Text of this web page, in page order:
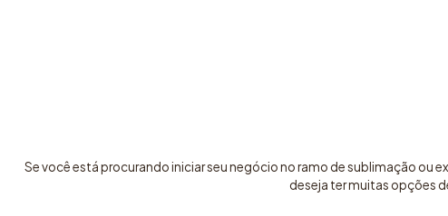
Se você está procurando iniciar seu negócio no ramo de sublimação ou
deseja ter muitas opções